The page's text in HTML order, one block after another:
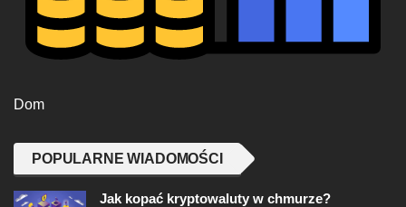
Dom
POPULARNE WIADOMOŚCI
Jak kopać kryptowaluty w chmurze?